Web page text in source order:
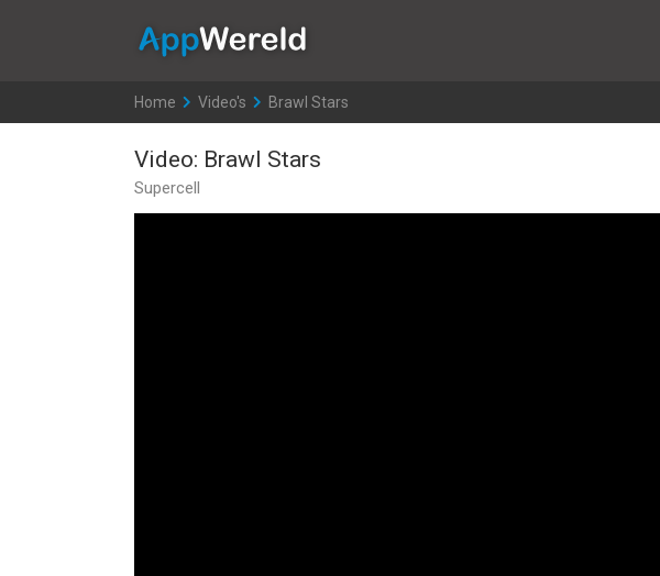
Home >
Video's >
Brawl Stars
Video: Brawl Stars
Supercell